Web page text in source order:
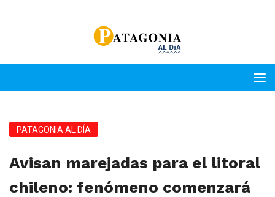
PATAGONIA AL DÍA
Avisan marejadas para el litoral
chileno: fenómeno comenzará